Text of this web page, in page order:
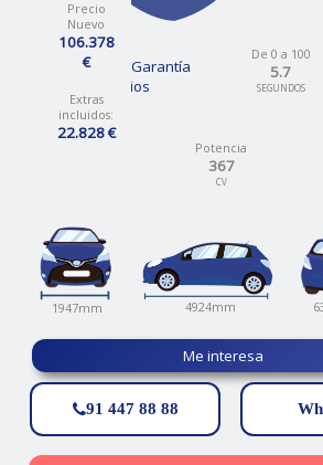
12 Meses de Garantía
Talleres propios
De 0 a 100
5.7
SEGUNDOS
Precio
Nuevo
106.378
€
Extras
incluidos:
22.828 €
Potencia
367
CV
1947mm 4924mm
Me interesa
91 447 88 88